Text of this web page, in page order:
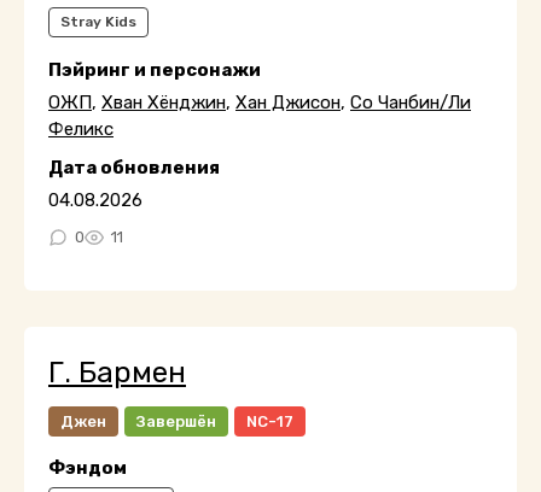
Stray Kids
Пэйринг и персонажи
ОЖП, Хван Хёнджин, Хан Джисон, Со Чанбин/Ли
Феликс
Дата обновления
04.08.2026
0 11
Г. Бармен
Джен Завершён NC-17
Фэндом